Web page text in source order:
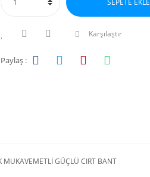
SEPETE EKLE
Karşılaştır
Paylaş :
MUKAVEMETLİ GÜÇLÜ CIRT BANT